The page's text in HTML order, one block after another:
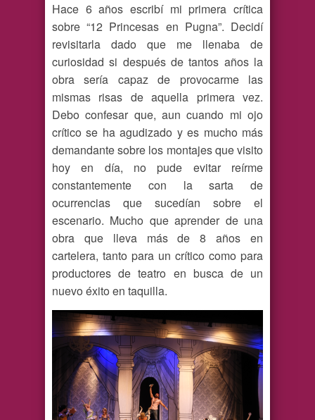
Hace 6 años escribí mi primera crítica
sobre “12 Princesas en Pugna”. Decidí
revisitarla dado que me llenaba de
curiosidad si después de tantos años la
obra sería capaz de provocarme las
mismas risas de aquella primera vez.
Debo confesar que, aun cuando mi ojo
crítico se ha agudizado y es mucho más
demandante sobre los montajes que visito
hoy en día, no pude evitar reírme
constantemente con la sarta de
ocurrencias que sucedían sobre el
escenario. Mucho que aprender de una
obra que lleva más de 8 años en
cartelera, tanto para un crítico como para
productores de teatro en busca de un
nuevo éxito en taquilla.